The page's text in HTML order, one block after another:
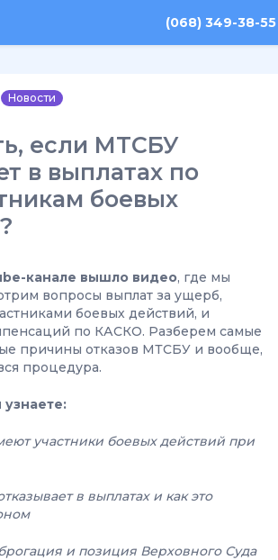
(068) 349-38-55
Новости
если МТСБУ
в выплатах по
боевых
канале вышло видео, где мы
вопросы выплат за ущерб,
боевых действий, и
по КАСКО. Разберем самые
причины отказов МТСБУ и вообще,
процедура.
участники боевых действий при
в выплатах и ​​как это
и позиция Верховного Суда